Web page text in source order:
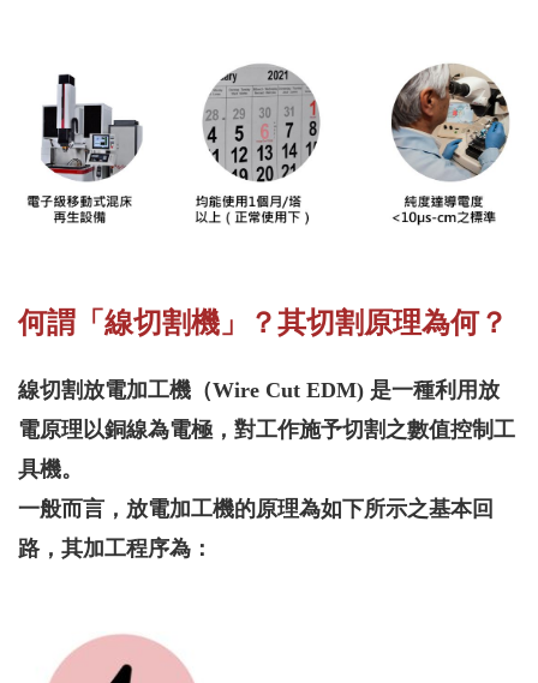
何謂「線切割機」？其切割原理為何？
線切割放電加工機（Wire Cut EDM) 是一種利用放
電原理以銅線為電極，對工作施予切割之數值控制工
具機。
一般而言，放電加工機的原理為如下所示之基本回
路，其加工程序為：